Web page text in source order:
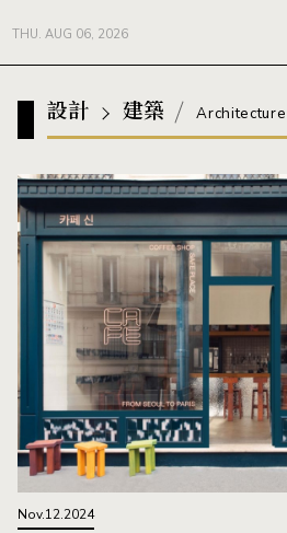
THU. AUG 06, 2026
設計 建築 Architecture
Nov.12.2024